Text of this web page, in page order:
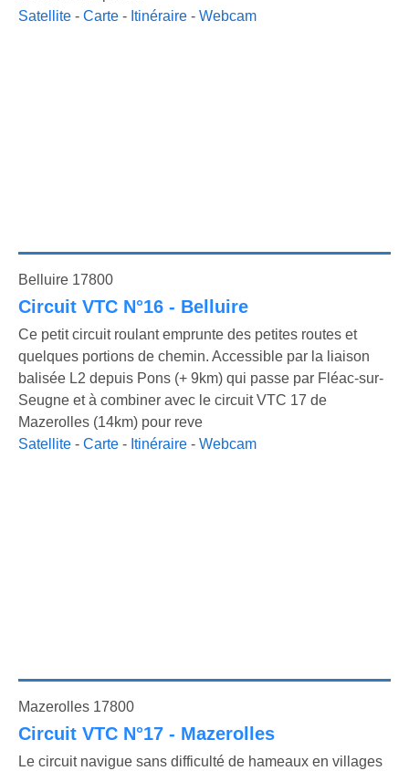
Satellite - Carte - Itinéraire - Webcam
Belluire 17800
Circuit VTC N°16 - Belluire
Ce petit circuit roulant emprunte des petites routes et
quelques portions de chemin. Accessible par la liaison
balisée L2 depuis Pons (+ 9km) qui passe par Fléac-sur-
Seugne et à combiner avec le circuit VTC 17 de
Mazerolles (14km) pour reve
Satellite - Carte - Itinéraire - Webcam
Mazerolles 17800
Circuit VTC N°17 - Mazerolles
Le circuit navigue sans difficulté de hameaux en villages